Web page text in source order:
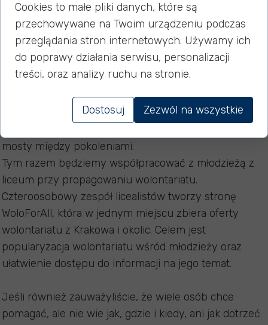
działaniach międzypokoleniowych, które realizujemy
w naszej Fundacji !
Po raz kolejny włączamy się w akcję „Zwolnienie z
teorii”, skierowaną do młodzieży, która chce zdobywać
praktyczne doświadczenie poza szkolną ławką. To
doskonała okazja, aby uczyć się od seniorów, rozwijać
mosty między pokoleniami.
Tym razem będziemy współpracować z młodzieżą z
liceum przy propagowaniu wolontariatu.
Czteroosobowy zespół licealistów tworzy stronę
WoloForAll, która w jednym miejscu zbiera oferty
wolontariatu z Krakowa i okolic. Celem jest
popularyzacja wolontariatu wśród młodzieży oraz
ułatwienie dostępu do informacji na jego temat.
Jeśli również zauważyliście, że wiele osób chce
pomagać, ale nie wie jak, gdzie i kiedy, ani jak dotrzeć
Cookies to małe pliki danych, które są
przechowywane na Twoim urządzeniu podczas
przeglądania stron internetowych. Używamy ich
do poprawy działania serwisu, personalizacji
treści, oraz analizy ruchu na stronie.
Dostosuj Zezwól na wszystkie